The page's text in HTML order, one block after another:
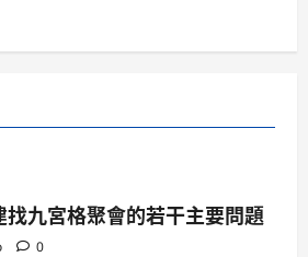
找九宮格聚會的若干主要問題
0